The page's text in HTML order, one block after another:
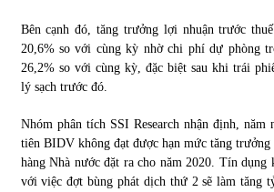
Bên cạnh đó, tăng trưởng lợi nhuận trước
20,6% so với cùng kỳ nhờ chi phí dự phòng
26,2% so với cùng kỳ, đặc biệt sau khi trái
lý sạch trước đó.
Nhóm phân tích SSI Research nhận định, năm
tiên BIDV không đạt được hạn mức tăng trưởng
hàng Nhà nước đặt ra cho năm 2020. Tín dụng
với việc đợt bùng phát dịch thứ 2 sẽ làm tăng